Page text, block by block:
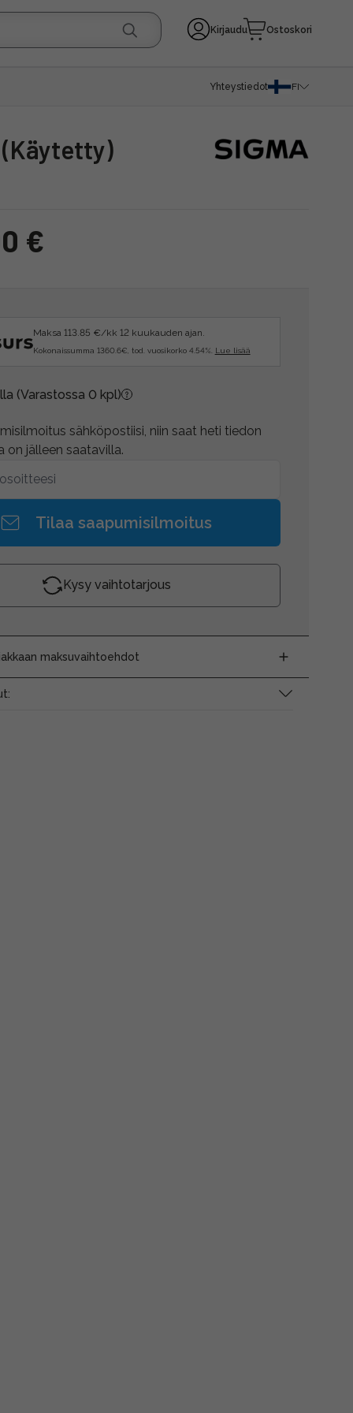
Kirjaudu Ostoskori
Yhteystiedot FI
(Käytetty)
€
Maksa 113.85 €/kk 12 kuukauden ajan.
Kokonaissumma 1360.6€, tod. vuosikorko 4.54%. Lue lisää
(Varastossa 0 kpl)
sähköpostiisi, niin saat heti tiedon
on jälleen saatavilla.
Tilaa saapumisilmoitus
Kysy vaihtotarjous
maksuvaihtoehdot